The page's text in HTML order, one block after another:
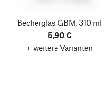
Becherglas GBM, 310 ml
5,90 €
+ weitere Varianten